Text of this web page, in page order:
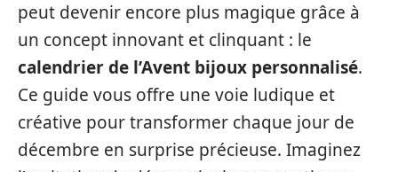
peut devenir encore plus magique grâce à
un concept innovant et clinquant : le
calendrier de l’Avent bijoux personnalisé.
Ce guide vous offre une voie ludique et
créative pour transformer chaque jour de
décembre en surprise précieuse. Imaginez